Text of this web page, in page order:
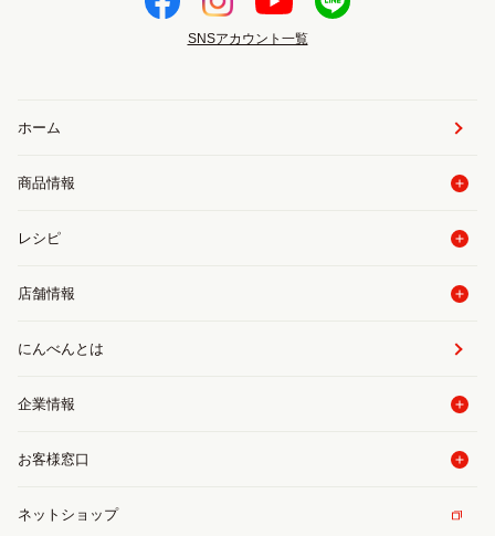
SNSアカウント一覧
ホーム
商品情報
レシピ
店舗情報
にんべんとは
企業情報
お客様窓口
ネットショップ